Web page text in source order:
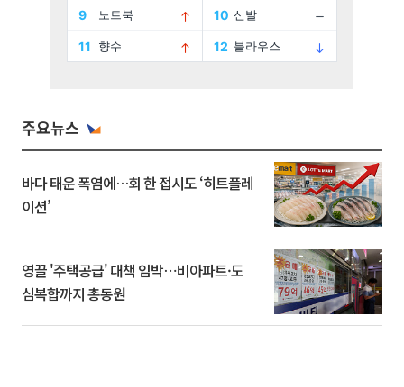
주요뉴스
바다 태운 폭염에…회 한 접시도 ‘히트플레
이션’
영끌 '주택공급' 대책 임박⋯비아파트·도
심복합까지 총동원